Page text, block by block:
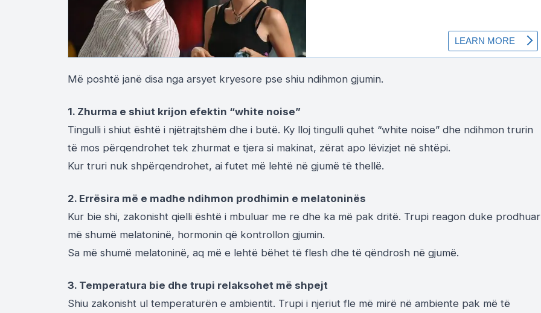
Më poshtë janë disa nga arsyet kryesore pse shiu ndihmon gjumin.
1. Zhurma e shiut krijon efektin “white noise”
Tingulli i shiut është i njëtrajtshëm dhe i butë. Ky lloj tingulli quhet “white noise” dhe ndihmon trurin
të mos përqendrohet tek zhurmat e tjera si makinat, zërat apo lëvizjet në shtëpi.
Kur truri nuk shpërqendrohet, ai futet më lehtë në gjumë të thellë.
2. Errësira më e madhe ndihmon prodhimin e melatoninës
Kur bie shi, zakonisht qielli është i mbuluar me re dhe ka më pak dritë. Trupi reagon duke prodhuar
më shumë melatoninë, hormonin që kontrollon gjumin.
Sa më shumë melatoninë, aq më e lehtë bëhet të flesh dhe të qëndrosh në gjumë.
3. Temperatura bie dhe trupi relaksohet më shpejt
Shiu zakonisht ul temperaturën e ambientit. Trupi i njeriut fle më mirë në ambiente pak më të